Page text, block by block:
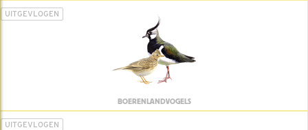
UITGEVLOGEN
BOERENLANDVOGELS
UITGEVLOGEN